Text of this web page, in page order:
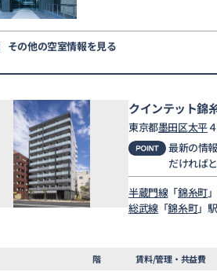
その他の空室情報を見る
クインテット錦
東京都墨田区太平
最新の情
だければ
半蔵門線「錦糸町
総武線「錦糸町」
階 賃料/管理・共益費